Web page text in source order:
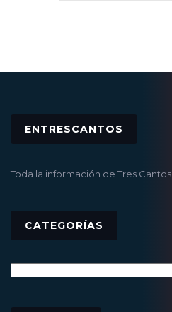
ENTRESCANTOS
Toda la información de Tres Cantos
CATEGORÍAS